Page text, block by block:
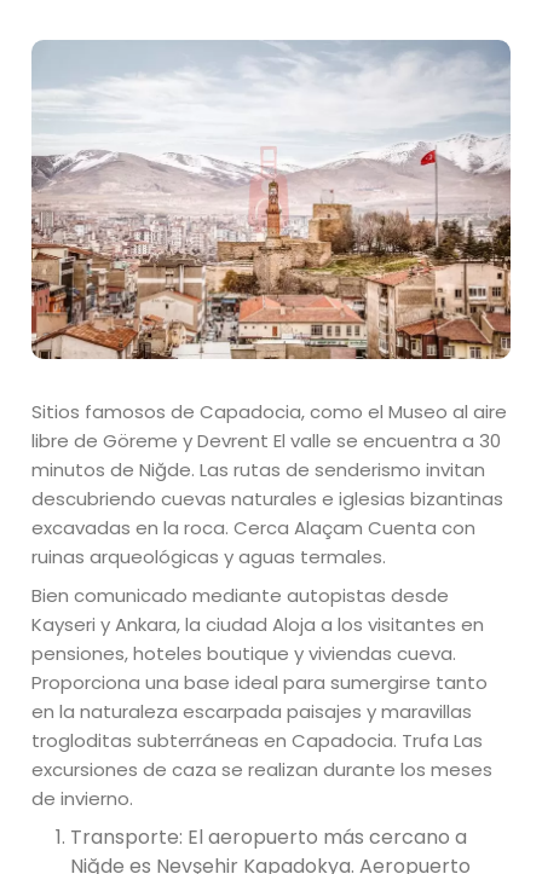
Sitios famosos de Capadocia, como el Museo al aire
libre de Göreme y Devrent El valle se encuentra a 30
minutos de Niğde. Las rutas de senderismo invitan
descubriendo cuevas naturales e iglesias bizantinas
excavadas en la roca. Cerca Alaçam Cuenta con
ruinas arqueológicas y aguas termales.
Bien comunicado mediante autopistas desde
Kayseri y Ankara, la ciudad Aloja a los visitantes en
pensiones, hoteles boutique y viviendas cueva.
Proporciona una base ideal para sumergirse tanto
en la naturaleza escarpada paisajes y maravillas
trogloditas subterráneas en Capadocia. Trufa Las
excursiones de caza se realizan durante los meses
de invierno.
Transporte: El aeropuerto más cercano a
Niğde es Nevşehir Kapadokya. Aeropuerto